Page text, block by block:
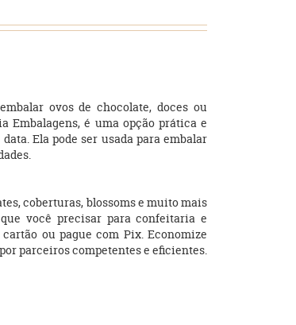
ovos de chocolate, doces ou
Embalagens, é uma opção prática e
Ela pode ser usada para embalar
coberturas, blossoms e muito mais
você precisar para confeitaria e
ou pague com Pix. Economize
parceiros competentes e eficientes.